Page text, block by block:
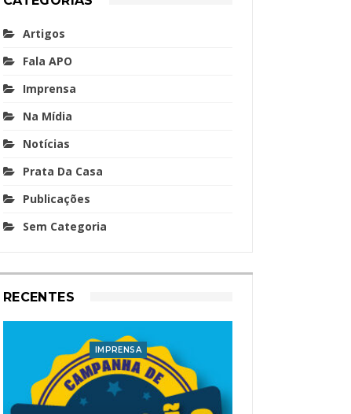
Artigos
Fala APO
Imprensa
Na Mídia
Notícias
Prata Da Casa
Publicações
Sem Categoria
RECENTES
IMPRENSA